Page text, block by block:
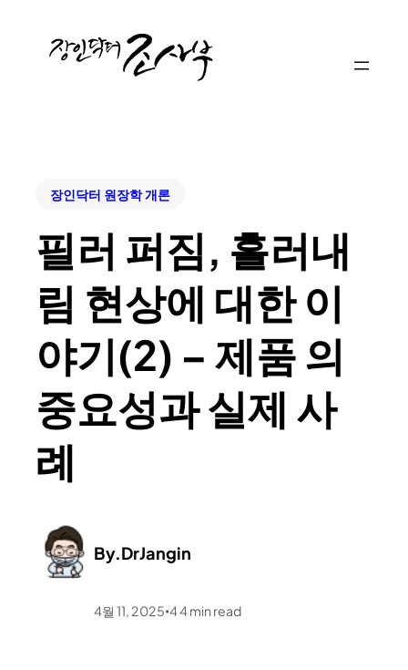
장인닥터 원장학 개론
필러 퍼짐, 흘러내
림 현상에 대한 이
야기(2) – 제품 의
중요성과 실제 사
례
By.DrJangin
4월 11, 2025 •44min read